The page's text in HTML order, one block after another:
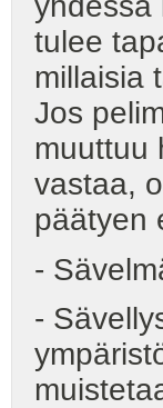
tulee
millaisia
Jos
muuttuu
vastaa,
päätyen
-
-